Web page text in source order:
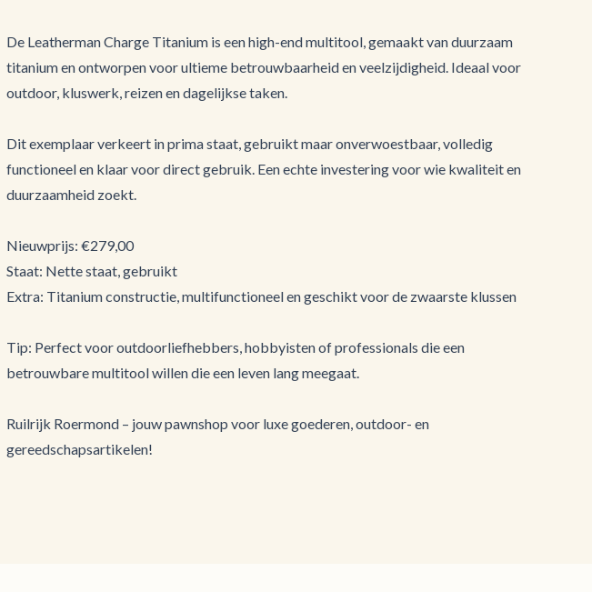
De Leatherman Charge Titanium is een high-end multitool, gemaakt van duurzaam
titanium en ontworpen voor ultieme betrouwbaarheid en veelzijdigheid. Ideaal voor
outdoor, kluswerk, reizen en dagelijkse taken.
Dit exemplaar verkeert in prima staat, gebruikt maar onverwoestbaar, volledig
functioneel en klaar voor direct gebruik. Een echte investering voor wie kwaliteit en
duurzaamheid zoekt.
Nieuwprijs: €279,00
Staat: Nette staat, gebruikt
Extra: Titanium constructie, multifunctioneel en geschikt voor de zwaarste klussen
Tip: Perfect voor outdoorliefhebbers, hobbyisten of professionals die een
betrouwbare multitool willen die een leven lang meegaat.
Ruilrijk Roermond – jouw pawnshop voor luxe goederen, outdoor- en
gereedschapsartikelen!